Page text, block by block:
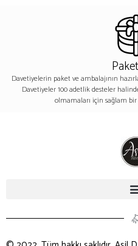
Davetiyelerin paket ve ambalajının
Davetiyeler 100 adetlik desteler
olmamaları için sağlam